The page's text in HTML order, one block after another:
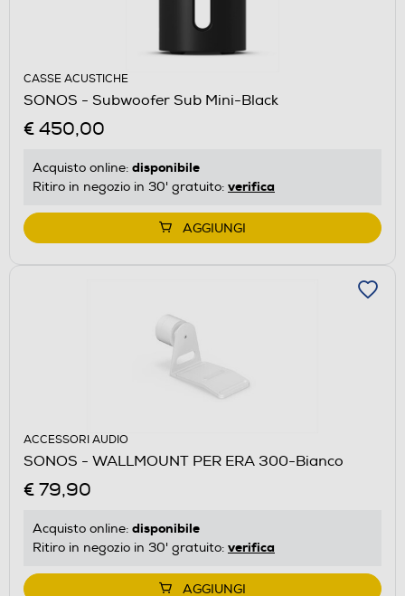
CASSE ACUSTICHE
SONOS - Subwoofer Sub Mini-Black
€ 450,00
Acquisto online: disponibile
Ritiro in negozio in 30' gratuito: verifica
AGGIUNGI
ACCESSORI AUDIO
SONOS - WALLMOUNT PER ERA 300-Bianco
€ 79,90
Acquisto online: disponibile
Ritiro in negozio in 30' gratuito: verifica
AGGIUNGI